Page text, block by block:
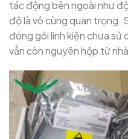
tác động bên ngoài như
độ là vô cùng quan trọng.
đóng gói linh kiện chưa sử
vẫn còn nguyên hộp từ